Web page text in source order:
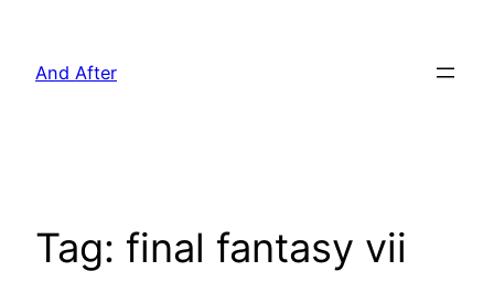
And After
Tag: final fantasy vii